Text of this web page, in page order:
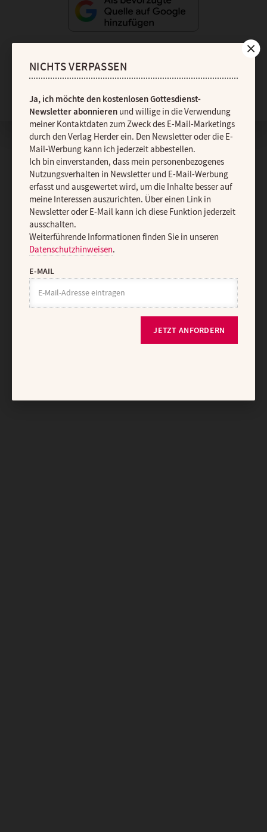
NICHTS VERPASSEN
Ja, ich möchte den kostenlosen Gottesdienst-
Newsletter abonnierenund willige in die Verwendung
meiner Kontaktdaten zum Zweck des E-Mail-Marketings
durch den Verlag Herder ein. Den Newsletter oder die E-
Mail-Werbung kann ich jederzeit abbestellen.
Ich bin einverstanden, dass mein personenbezogenes
Nutzungsverhalten in Newsletter und E-Mail-Werbung
erfasst und ausgewertet wird, um die Inhalte besser auf
meine Interessen auszurichten. Über einen Link in
Newsletter oder E-Mail kann ich diese Funktion jederzeit
ausschalten.
Weiterführende Informationen finden Sie in unseren
Datenschutzhinweisen.
E-MAIL
JETZT ANFORDERN